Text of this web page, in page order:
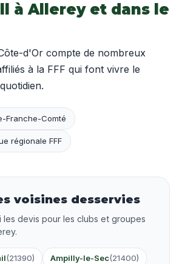
à Allerey et dans le
d'Or compte de nombreux
à la FFF qui font vivre le
Franche-Comté
régionale FFF
voisines desservies
les devis pour les clubs et groupes
(21390) Ampilly-le-Sec(21400)